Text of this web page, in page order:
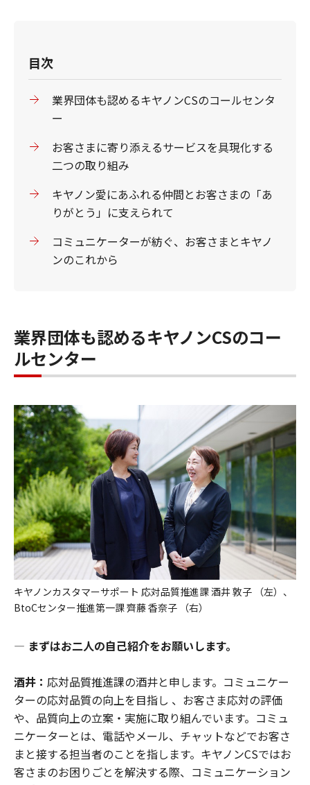
目次
業界団体も認めるキヤノンCSのコールセンタ
ー
お客さまに寄り添えるサービスを具現化する
二つの取り組み
キヤノン愛にあふれる仲間とお客さまの「あ
りがとう」に支えられて
コミュニケーターが紡ぐ、お客さまとキヤノ
ンのこれから
業界団体も認めるキヤノンCSのコー
ルセンター
キヤノンカスタマーサポート 応対品質推進課 酒井 敦子 （左）、
BtoCセンター推進第一課 齊藤 香奈子 （右）
― まずはお二人の自己紹介をお願いします。
酒井： 応対品質推進課の酒井と申します。コミュニケー
ターの応対品質の向上を目指し 、お客さま応対の評価
や、品質向上の立案・実施に取り組んでいます。コミュ
ニケーターとは、電話やメール、チャットなどでお客さ
まと接する担当者のことを指します。キヤノンCSではお
客さまのお困りごとを解決する際、コミュニケーション